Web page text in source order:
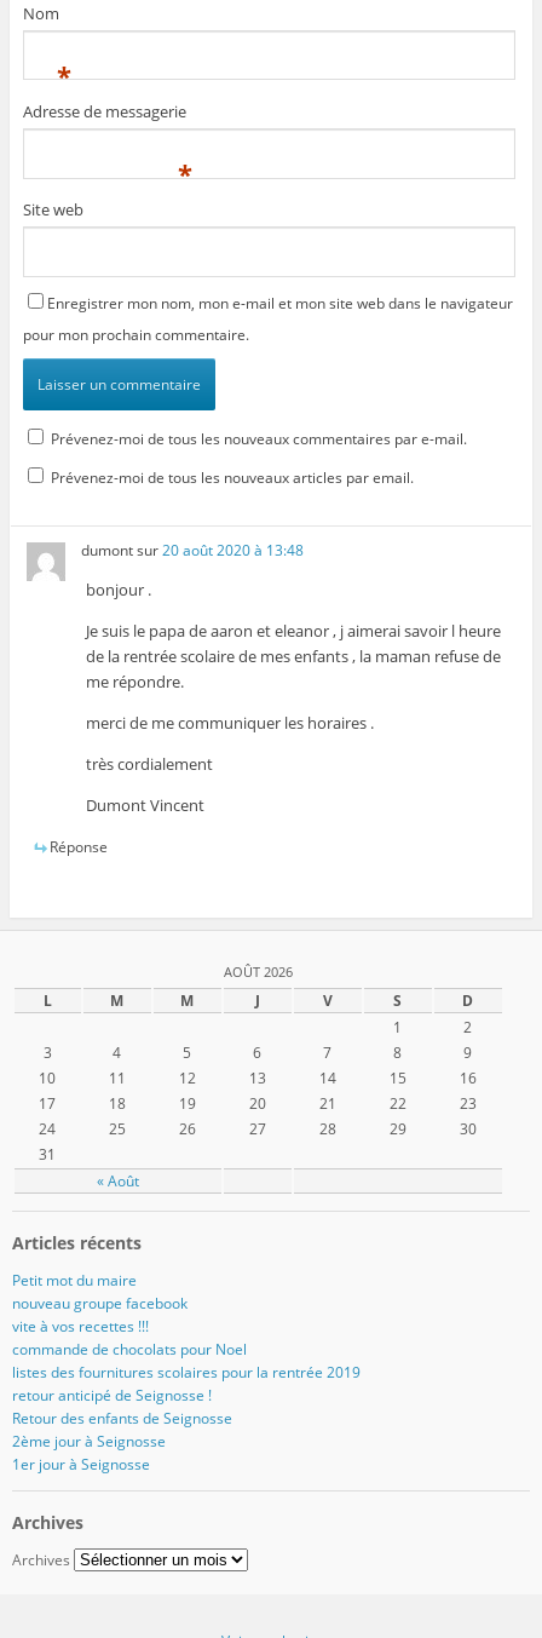
Nom
*
Adresse de messagerie
*
Site web
Enregistrer mon nom, mon e-mail et mon site web dans le navigateur
pour mon prochain commentaire.
Prévenez-moi de tous les nouveaux commentaires par e-mail.
Prévenez-moi de tous les nouveaux articles par email.
dumontsur20 août 2020 à 13:48
bonjour .
Je suis le papa de aaron et eleanor , j aimerai savoir l heure
de la rentrée scolaire de mes enfants , la maman refuse de
me répondre.
merci de me communiquer les horaires .
très cordialement
Dumont Vincent
Réponse
AOÛT 2026
L M M J V S D
« Août
1
2
3
4 5 6 7 8
9
10
11 12 13 14 15
16
17
18 19 20 21 22
23
24
25 26 27 28 29
30
31
Articles récents
Petit mot du maire
nouveau groupe facebook
vite à vos recettes !!!
commande de chocolats pour Noel
listes des fournitures scolaires pour la rentrée 2019
retour anticipé de Seignosse !
Retour des enfants de Seignosse
2ème jour à Seignosse
1er jour à Seignosse
Archives
Archives